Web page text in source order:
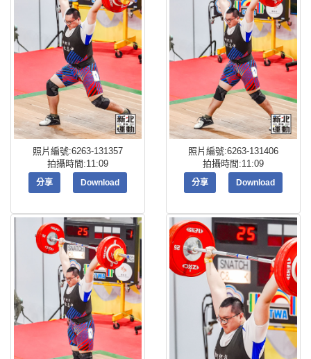
照片編號:6263-131357
拍攝時間:11:09
分享 Download
照片編號:6263-131406
拍攝時間:11:09
分享 Download